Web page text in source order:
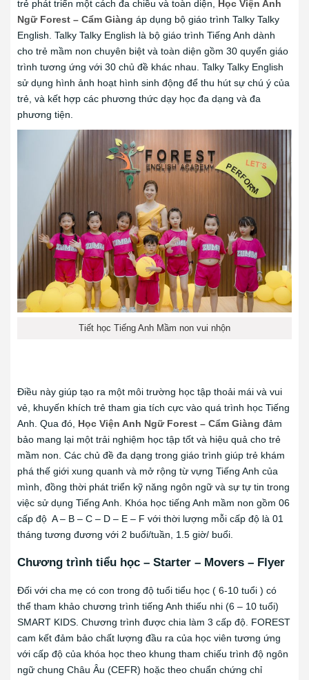
trẻ phát triển một cách đa chiều và toàn diện, Học Viện Anh
Ngữ Forest – Cẩm Giàng áp dụng bộ giáo trình Talky Talky
English. Talky Talky English là bộ giáo trình Tiếng Anh dành
cho trẻ mầm non chuyên biệt và toàn diện gồm 30 quyển giáo
trình tương ứng với 30 chủ đề khác nhau. Talky Talky English
sử dụng hình ảnh hoạt hình sinh động để thu hút sự chú ý của
trẻ, và kết hợp các phương thức dạy học đa dạng và đa
phương tiện.
Tiết học Tiếng Anh Mầm non vui nhộn
Điều này giúp tạo ra một môi trường học tập thoải mái và vui
vẻ, khuyến khích trẻ tham gia tích cực vào quá trình học Tiếng
Anh. Qua đó, Học Viện Anh Ngữ Forest – Cẩm Giàng đảm
bảo mang lại một trải nghiệm học tập tốt và hiệu quả cho trẻ
mầm non. Các chủ đề đa dạng trong giáo trình giúp trẻ khám
phá thế giới xung quanh và mở rộng từ vựng Tiếng Anh của
mình, đồng thời phát triển kỹ năng ngôn ngữ và sự tự tin trong
việc sử dụng Tiếng Anh. Khóa học tiếng Anh mầm non gồm 06
cấp độ A – B – C – D – E – F với thời lượng mỗi cấp độ là 01
tháng tương đương với 2 buổi/tuần, 1.5 giờ/ buổi.
Chương trình tiểu học – Starter – Movers – Flyer
Đối với cha mẹ có con trong độ tuổi tiểu học ( 6-10 tuổi ) có
thể tham khảo chương trình tiếng Anh thiếu nhi (6 – 10 tuổi)
SMART KIDS. Chương trình được chia làm 3 cấp độ. FOREST
cam kết đảm bảo chất lượng đầu ra của học viên tương ứng
với cấp độ của khóa học theo khung tham chiếu trình độ ngôn
ngữ chung Châu Âu (CEFR) hoặc theo chuẩn chứng chỉ